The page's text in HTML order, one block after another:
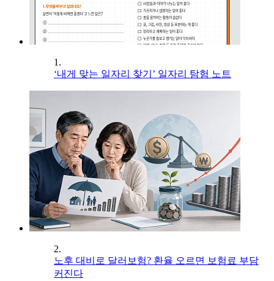
1.
‘내게 맞는 일자리 찾기’ 일자리 탐험 노트
2.
노후 대비로 달러보험? 환율 오르면 보험료 부담
커진다